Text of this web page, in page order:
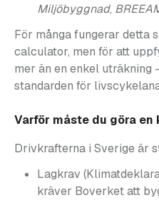
Miljöbyggnad,
För många fungerar detta
calculator, men för att
mer än en enkel
standarden för
Varför måste du göra
Drivkrafterna i Sverige är
Lagkrav
kräver Boverket att